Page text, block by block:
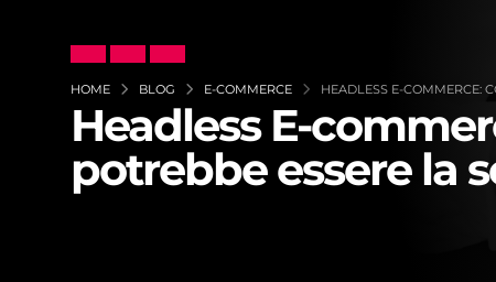
HOME BLOG E-COMMERCE HEADLESS E-COMMERCE:
Headless E-
potrebbe essere la